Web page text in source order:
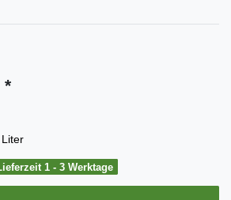
*
1 - 3 Werktage